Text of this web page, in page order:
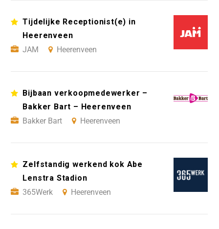
Tijdelijke Receptionist(e) in
Heerenveen
JAM
Heerenveen
Bijbaan verkoopmedewerker –
Bakker Bart – Heerenveen
Bakker Bart
Heerenveen
Zelfstandig werkend kok Abe
Lenstra Stadion
365Werk
Heerenveen